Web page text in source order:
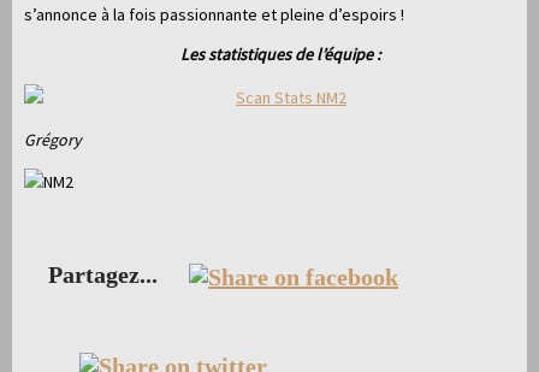
s’annonce à la fois passionnante et pleine d’espoirs !
Les statistiques de l’équipe :
Grégory
Partagez...